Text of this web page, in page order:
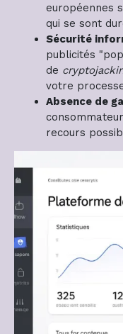
européennes
qui se sont
Sécurité
publicités
de
votre
Absence de
recours